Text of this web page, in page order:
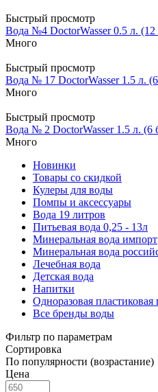
Быстрый просмотр
Вода №4 DoctorWasser 0.5 л. (12
Много
Быстрый просмотр
Вода № 17 DoctorWasser 1.5 л. (6
Много
Быстрый просмотр
Вода № 2 DoctorWasser 1.5 л. (6
Много
Новинки
Товары со скидкой
Кулеры для воды
Помпы и аксессуары
Вода 19 литров
Питьевая вода 0,25 - 13л
Минеральная вода импорт
Минеральная вода
Лечебная вода
Детская вода
Напитки
Одноразовая пластиковая
Все бренды воды
Фильтр по параметрам
Сортировка
По популярности (возрастание)
Цена